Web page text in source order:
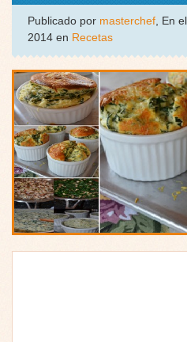
Publicado por masterchef, En
2014 en Recetas